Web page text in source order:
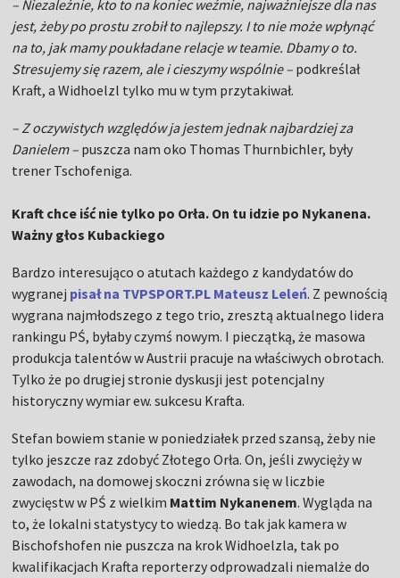
– Niezależnie, kto to na koniec weźmie, najważniejsze dla nas
jest, żeby po prostu zrobił to najlepszy. I to nie może wpłynąć
na to, jak mamy poukładane relacje w teamie. Dbamy o to.
Stresujemy się razem, ale i cieszymy wspólnie – podkreślał
Kraft, a Widhoelzl tylko mu w tym przytakiwał.
– Z oczywistych względów ja jestem jednak najbardziej za
Danielem – puszcza nam oko Thomas Thurnbichler, były
trener Tschofeniga.
Kraft chce iść nie tylko po Orła. On tu idzie po Nykanena.
Ważny głos Kubackiego
Bardzo interesująco o atutach każdego z kandydatów do
wygranej pisał na TVPSPORT.PL Mateusz Leleń. Z pewnością
wygrana najmłodszego z tego trio, zresztą aktualnego lidera
rankingu PŚ, byłaby czymś nowym. I pieczątką, że masowa
produkcja talentów w Austrii pracuje na właściwych obrotach.
Tylko że po drugiej stronie dyskusji jest potencjalny
historyczny wymiar ew. sukcesu Krafta.
Stefan bowiem stanie w poniedziałek przed szansą, żeby nie
tylko jeszcze raz zdobyć Złotego Orła. On, jeśli zwycięży w
zawodach, na domowej skoczni zrówna się w liczbie
zwycięstw w PŚ z wielkim Mattim Nykanenem. Wygląda na
to, że lokalni statystycy to wiedzą. Bo tak jak kamera w
Bischofshofen nie puszcza na krok Widhoelzla, tak po
kwalifikacjach Krafta reporterzy odprowadzali niemalże do